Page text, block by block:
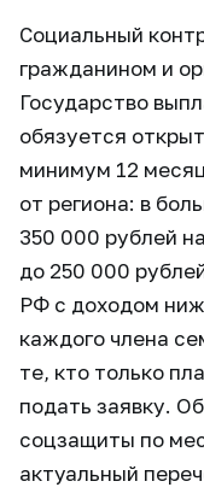
Социальный
гражданином и
Государство
обязуется
минимум 12
от региона: в
350 000 рублей
до 250 000
РФ с доходом
каждого члена
те, кто только
подать заявку.
соцзащиты по
актуальный